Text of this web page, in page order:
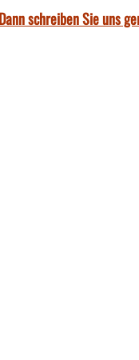
schreiben Sie uns